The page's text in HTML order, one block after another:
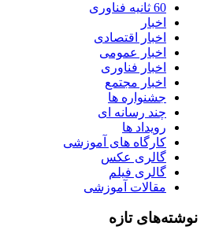
60 ثانیه فناوری
اخبار
اخبار اقتصادی
اخبار عمومی
اخبار فناوری
اخبار مجتمع
جشنواره ها
چند رسانه ای
رویداد ها
کارگاه‌ های آموزشی
گالری عکس
گالری فیلم
مقالات آموزشی
نوشته‌های تازه